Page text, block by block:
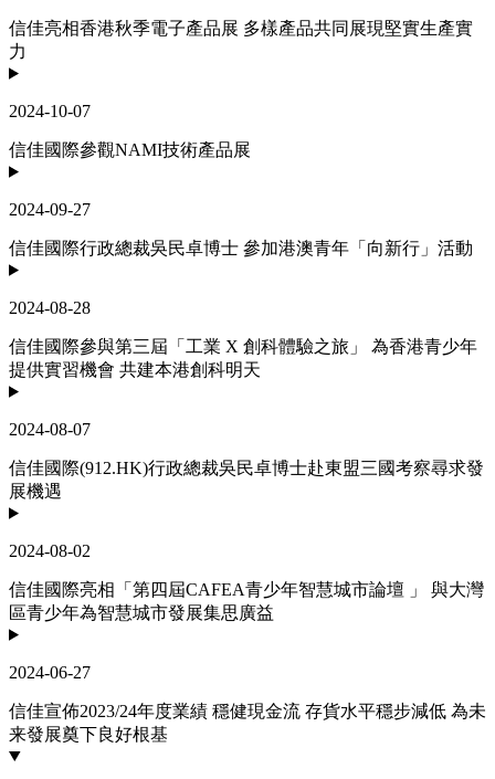
信佳亮相香港秋季電子產品展 多樣產品共同展現堅實生產實
力
2024-10-07
信佳國際參觀NAMI技術產品展
2024-09-27
信佳國際行政總裁吳民卓博士 參加港澳青年「向新行」活動
2024-08-28
信佳國際參與第三屆「工業 X 創科體驗之旅」 為香港青少年
提供實習機會 共建本港創科明天
2024-08-07
信佳國際(912.HK)行政總裁吳民卓博士赴東盟三國考察尋求發
展機遇
2024-08-02
信佳國際亮相「第四屆CAFEA青少年智慧城市論壇 」 與大灣
區青少年為智慧城市發展集思廣益
2024-06-27
信佳宣佈2023/24年度業績 穩健現金流 存貨水平穩步減低 為未
来發展奠下良好根基